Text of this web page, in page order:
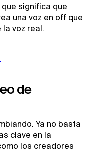
que significa que
una voz en off que
la voz real.
de
Ya no basta
clave en la
los creadores